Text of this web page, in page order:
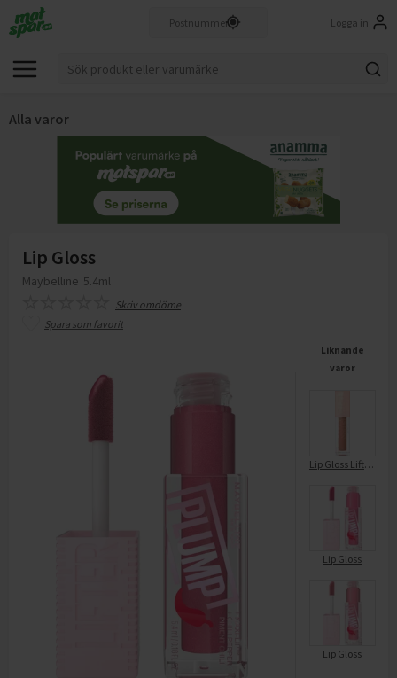
Logga in
Alla varor
Lip Gloss
Maybelline 5.4ml
Skriv omdöme
Spara som favorit
Liknande
varor
Lip Gloss Lifter Gloss 27 Toffe
Lip Gloss
Lip Gloss